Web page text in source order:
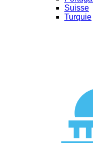
Suisse
Turquie